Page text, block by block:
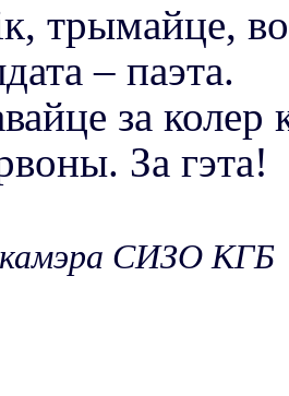
трымайце,
– паэта.
за колер
За гэта!
камэра СИЗО КГБ